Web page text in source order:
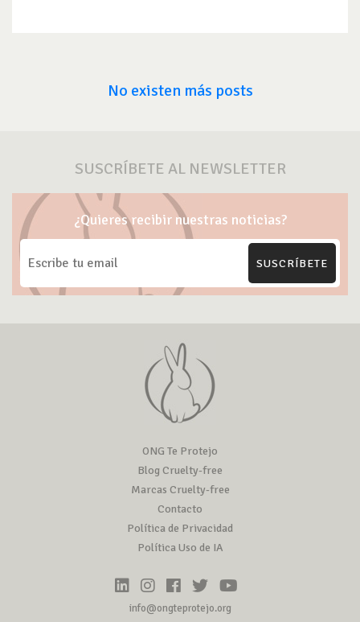
No existen más posts
SUSCRÍBETE AL NEWSLETTER
¿Quieres recibir nuestras noticias?
SUSCRÍBETE
ONG Te Protejo
Blog Cruelty-free
Marcas Cruelty-free
Contacto
Política de Privacidad
Política Uso de IA
info@ongteprotejo.org